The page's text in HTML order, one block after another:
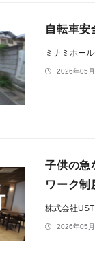
自転車安
ミナミホー
2026年05
子供の急
ワーク制
株式会社
2026年05